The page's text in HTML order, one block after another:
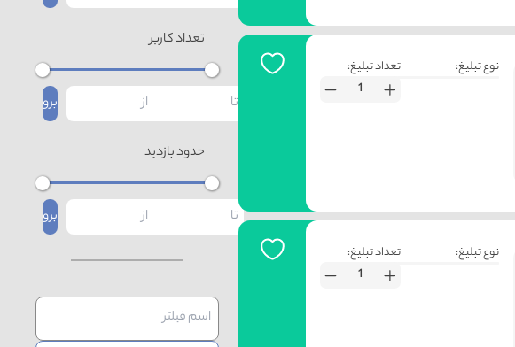
تعداد کاربر
برو
حدود بازدید
برو
نوع تبلیغ:
تعداد تبلیغ:
نوع تبلیغ:
تعداد تبلیغ: